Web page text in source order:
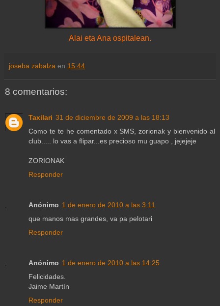
Alai eta Ana ospitalean.
joseba zabalza en 15:44
8 comentarios:
Taxilari 31 de diciembre de 2009 a las 18:13
Como te te he comentado x SMS, zorionak y bienvenido al
club..... lo vas a flipar...es precioso mu guapo , jejejeje
ZORIONAK
Responder
Anónimo 1 de enero de 2010 a las 3:11
que manos mas grandes, va pa pelotari
Responder
Anónimo 1 de enero de 2010 a las 14:25
Felicidades.
Jaime Martín
Responder